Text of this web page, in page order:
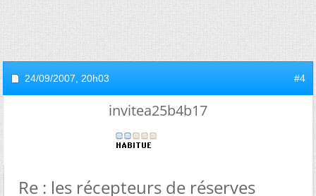
24/09/2007, 20h03 #4
invitea25b4b17
Re : les récepteurs de réserves